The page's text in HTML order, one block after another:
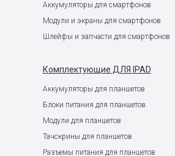
Аккумуляторы для смартфонов
Модули и экраны для смартфонов
Шлейфы и запчасти для смартфонов
Комплектующие ДЛЯ IPAD
Аккумуляторы для планшетов
Блоки питания для планшетов
Модули для планшетов
Тачскрины для планшетов
Разъемы питания для планшетов